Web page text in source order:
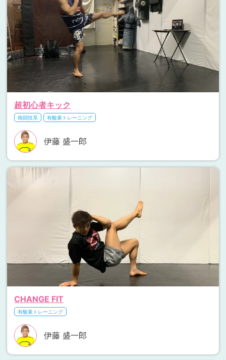
超初心者キック
格闘技系 有酸素トレーニング
伊藤 盛一郎
CHANGE FIT
有酸素トレーニング
伊藤 盛一郎